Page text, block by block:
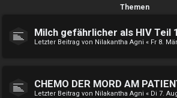
Themen
Milch gefährlicher als HIV Teil
Letzter Beitrag von Nilakantha Agni « Fr 8.
CHEMO DER MORD AM
Letzter Beitrag von Nilakantha Agni « Di 7.